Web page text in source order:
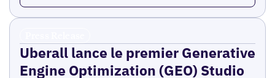
Uberall lance le premier Generative
Engine Optimization (GEO) Studio